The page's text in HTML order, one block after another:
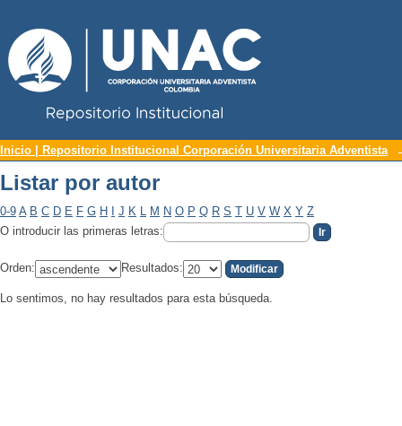
Listar por autor
Inicio | Repositorio Institucional Corporación Universitaria Adventista
Listar por autor
0-9 A B C D E F G H J K L M N O P Q R S T U V W X Y Z
O introducir las primeras letras:
Orden: Resultados:
Lo sentimos, no hay resultados para esta búsqueda.